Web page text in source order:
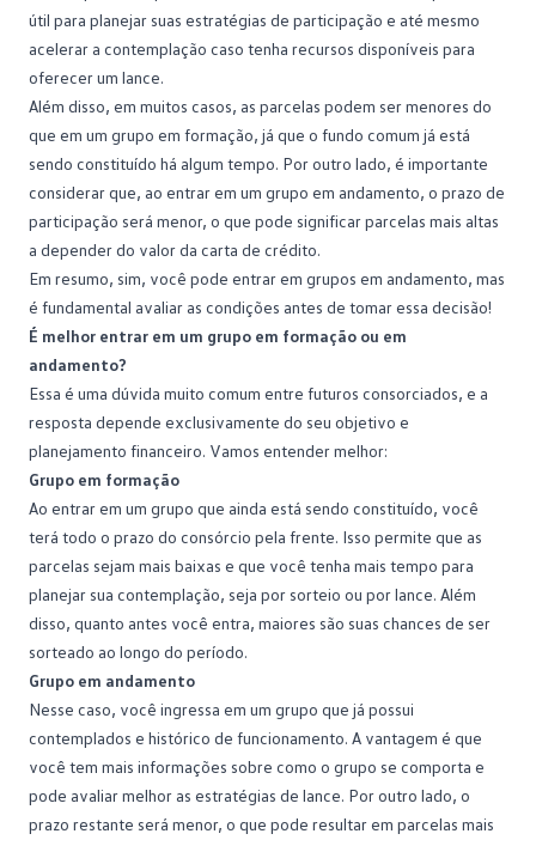
útil para planejar suas estratégias de participação e até mesmo
acelerar a contemplação caso tenha recursos disponíveis para
oferecer um lance.
Além disso, em muitos casos, as parcelas podem ser menores do
que em um grupo em formação, já que o fundo comum já está
sendo constituído há algum tempo. Por outro lado, é importante
considerar que, ao entrar em um grupo em andamento, o prazo de
participação será menor, o que pode significar parcelas mais altas
a depender do valor da carta de crédito.
Em resumo, sim, você pode entrar em grupos em andamento, mas
é fundamental avaliar as condições antes de tomar essa decisão!
É melhor entrar em um grupo em formação ou em
andamento?
Essa é uma dúvida muito comum entre futuros consorciados, e a
resposta depende exclusivamente do seu objetivo e
planejamento financeiro. Vamos entender melhor:
Grupo em formação
Ao entrar em um grupo que ainda está sendo constituído, você
terá todo o prazo do consórcio pela frente. Isso permite que as
parcelas sejam mais baixas e que você tenha mais tempo para
planejar sua contemplação, seja por sorteio ou por lance. Além
disso, quanto antes você entra, maiores são suas chances de ser
sorteado ao longo do período.
Grupo em andamento
Nesse caso, você ingressa em um grupo que já possui
contemplados e histórico de funcionamento. A vantagem é que
você tem mais informações sobre como o grupo se comporta e
pode avaliar melhor as estratégias de lance. Por outro lado, o
prazo restante será menor, o que pode resultar em parcelas mais